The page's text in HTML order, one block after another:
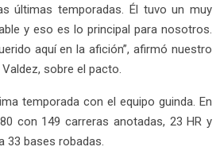
últimas temporadas. Él tuvo un muy
y eso es lo principal para nosotros.
aquí en la afición”, afirmó nuestro
sobre el pacto.
temporada con el equipo guinda. En
con 149 carreras anotadas, 23 HR y
33 bases robadas.